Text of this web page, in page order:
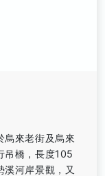
烏來老街及烏來
吊橋，長度105
河岸景觀，又